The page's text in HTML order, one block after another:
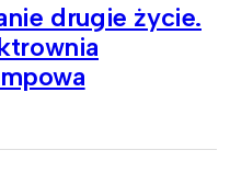
drugie życie.